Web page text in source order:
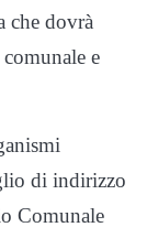
che dovrà
e
di indirizzo
Comunale